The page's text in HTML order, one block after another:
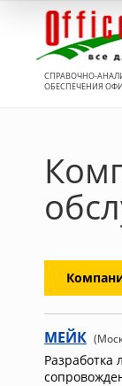
СПРАВОЧНО-
ОБЕСПЕЧЕНИЯ
МЕЙК
Разработка